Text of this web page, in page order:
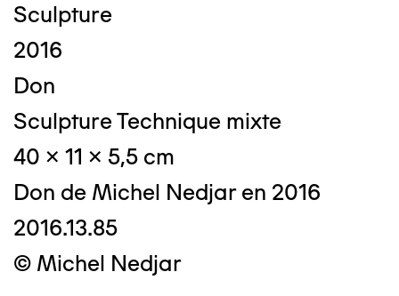
Sculpture
2016
Don
Sculpture Technique mixte
40 x 11 x 5,5 cm
Don de Michel Nedjar en 2016
2016.13.85
© Michel Nedjar